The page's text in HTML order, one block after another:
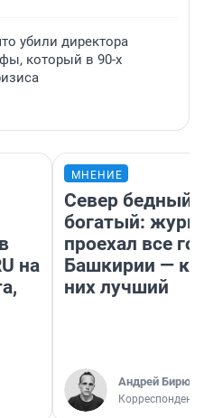
убили директора
который в 90-х
на
МНЕНИЕ
Север бедный,
богатый:
проехал все
Башкирии —
них лучший
Андрей
Корреспондент